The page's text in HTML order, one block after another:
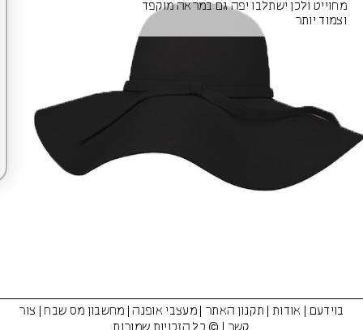
מחוייט ולכן ישתלבו יפה גם במראה מוקפד
וצמוד יותר
בוידעם אודות| תקנון האתר |מעצבי אופנה| מחשבון מס שבח
צור
קשר
| © כל הזכויות שמורות